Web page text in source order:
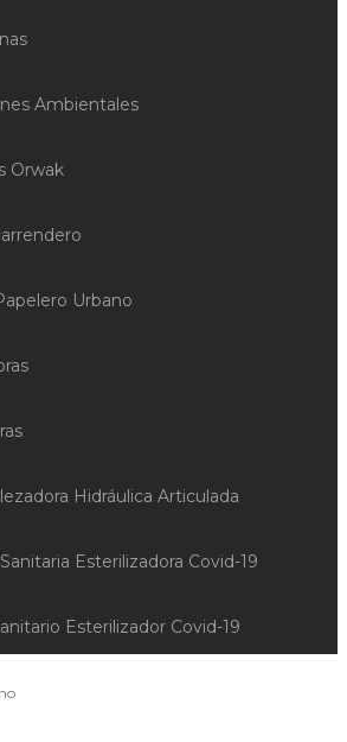
Ambientales
Orwak
Urbano
Hidráulica Articulada
Esterilizadora Covid-19
Esterilizador Covid-19